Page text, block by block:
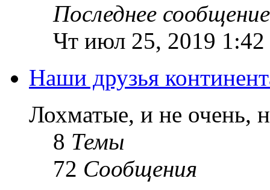
Последнее сообщение
Чт июл 25, 2019 1:42
Наши друзья
Лохматые, и не очень,
8 Темы
72 Сообщения